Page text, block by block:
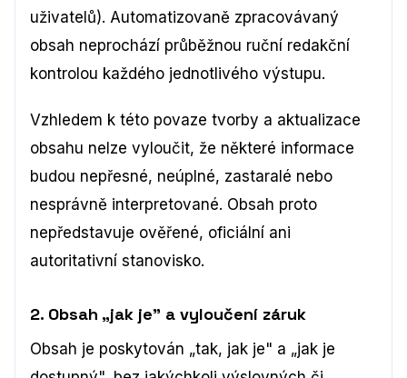
uživatelů). Automatizovaně zpracovávaný
obsah neprochází průběžnou ruční redakční
kontrolou každého jednotlivého výstupu.
Vzhledem k této povaze tvorby a aktualizace
obsahu nelze vyloučit, že některé informace
budou nepřesné, neúplné, zastaralé nebo
nesprávně interpretované. Obsah proto
nepředstavuje ověřené, oficiální ani
autoritativní stanovisko.
2. Obsah „jak je" a vyloučení záruk
Obsah je poskytován „tak, jak je" a „jak je